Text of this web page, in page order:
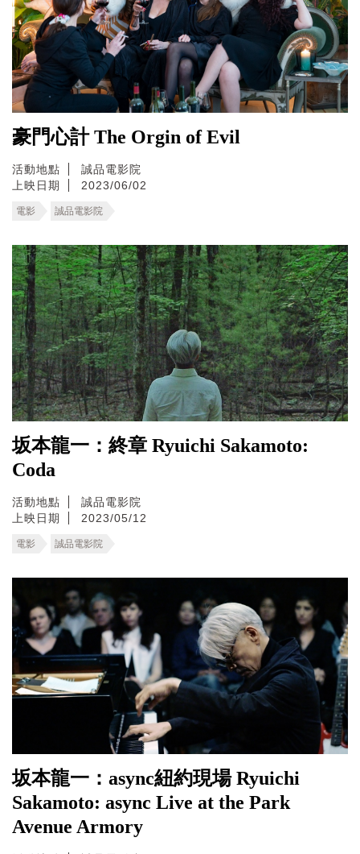
豪門心計 The Orgin of Evil
活動地點
誠品電影院
上映日期
2023/06/02
電影 誠品電影院
坂本龍一：終章 Ryuichi Sakamoto:
Coda
活動地點
誠品電影院
上映日期
2023/05/12
電影 誠品電影院
坂本龍一：async紐約現場 Ryuichi
Sakamoto: async Live at the Park
Avenue Armory